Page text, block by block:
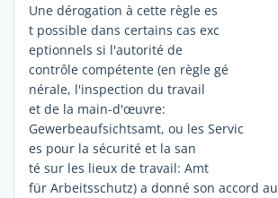
Une dérogation à cette règle es
t possible dans certains cas exc
eptionnels si l'autorité de
contrôle compétente (en règle gé
nérale, l'inspection du travail
et de la main-d'œuvre:
Gewerbeaufsichtsamt, ou les Servic
es pour la sécurité et la san
té sur les lieux de travail: Amt
für Arbeitsschutz) a donné son accord